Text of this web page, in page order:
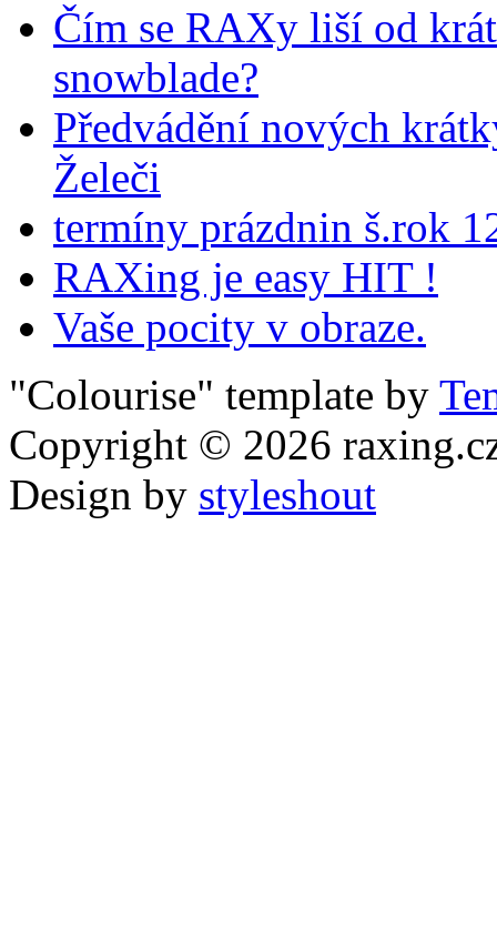
Čím se RAXy liší od
snowblade?
Předvádění nových
Želeči
termíny prázdnin š.rok
RAXing je easy HIT !
Vaše pocity v obraze.
"Colourise" template by
Copyright © 2026
Design by styleshout